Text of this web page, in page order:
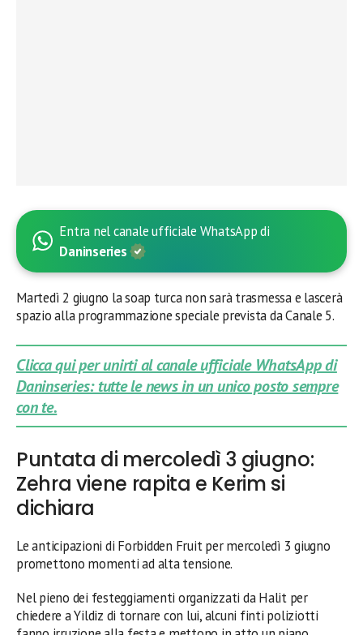
Entra nel canale ufficiale WhatsApp di
Daninseries
Martedì 2 giugno la soap turca non sarà trasmessa e lascerà
spazio alla programmazione speciale prevista da Canale 5.
Clicca qui per unirti al canale ufficiale WhatsApp di
Daninseries: tutte le news in un unico posto sempre
con te.
Puntata di mercoledì 3 giugno:
Zehra viene rapita e Kerim si
dichiara
Le anticipazioni di Forbidden Fruit per mercoledì 3 giugno
promettono momenti ad alta tensione.
Nel pieno dei festeggiamenti organizzati da Halit per
chiedere a Yildiz di tornare con lui, alcuni finti poliziotti